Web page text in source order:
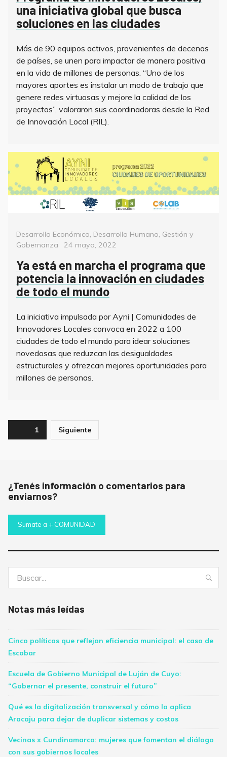
una iniciativa global que busca
soluciones en las ciudades
Más de 90 equipos activos, provenientes de decenas
de países, se unen para impactar de manera positiva
en la vida de millones de personas. “Uno de los
mayores aportes es instalar un modo de trabajo que
genere redes virtuosas y mejore la calidad de los
proyectos”, valoraron sus coordinadoras desde la Red
de Innovación Local (RIL).
Categorías
Desarrollo Económico, Desarrollo Humano, Gestión y
Gobernanza
Posted
24 mayo, 2022
Ya está en marcha el programa que
potencia la innovación en ciudades
de todo el mundo
La iniciativa impulsada por Ayni | Comunidades de
Innovadores Locales convoca en 2022 a 100
ciudades de todo el mundo para idear soluciones
novedosas que reduzcan las desigualdades
estructurales y ofrezcan mejores oportunidades para
millones de personas.
Paginación
de
1 Siguiente
¿Tenés información o comentarios para
enviarnos?
Sumate a + COMUNIDAD
Notas más leídas
Cinco políticas que reflejan eficiencia municipal: el caso de
Escobar
Escuela de Gobierno Municipal de Luján de Cuyo:
“Gobernar el presente, construir el futuro”
Qué es la digitalización transversal y cómo la aplica
Aracaju para dejar de duplicar sistemas y costos
Vecinas x Cundinamarca: mujeres que fomentan el diálogo
con sus gobiernos locales